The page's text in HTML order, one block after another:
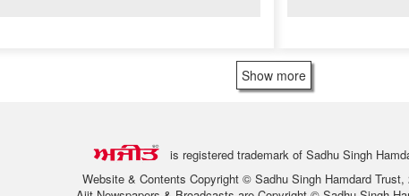
Show more
is registered trademark of Sadhu Singh
Website & Contents Copyright © Sadhu Singh Hamdard Trust,